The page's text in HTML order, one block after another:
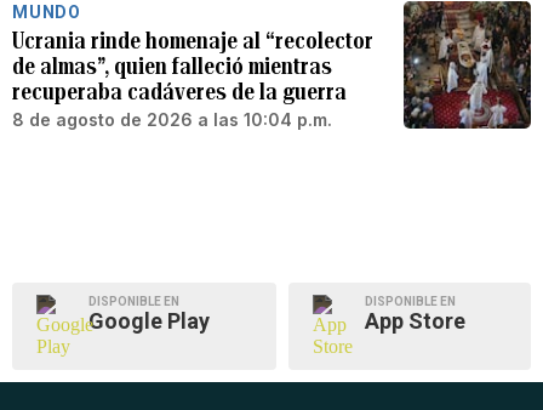
MUNDO
Ucrania rinde homenaje al “recolector
de almas”, quien falleció mientras
recuperaba cadáveres de la guerra
8 de agosto de 2026 a las 10:04 p.m.
DISPONIBLE EN
Google Play
DISPONIBLE EN
App Store